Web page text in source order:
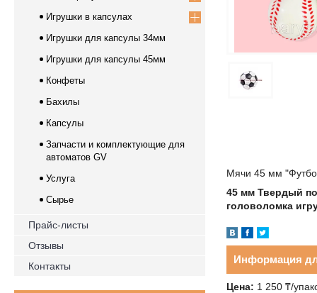
Мячи 45 мм
45 мм Твердый
головоломка
Информация
Цена: 1 250 ₸/
Игрушки в капсулах
Игрушки для капсулы 34мм
Игрушки для капсулы 45мм
Конфеты
Бахилы
Капсулы
Запчасти и комплектующие для
автоматов GV
Услуга
Сырье
Прайс-листы
Отзывы
Контакты